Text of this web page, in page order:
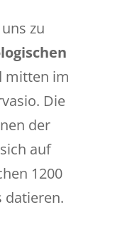
zu
mitten im
Die
der
auf
1200
datieren.